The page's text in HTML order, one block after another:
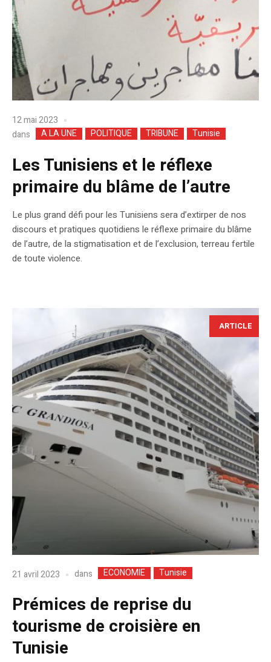
12 mai 2023
dans
A LA UNE POLITIQUE TRIBUNE Tunisie
Les Tunisiens et le réflexe
primaire du blâme de l’autre
Le plus grand défi pour les Tunisiens sera d’extirper de nos
discours et pratiques quotidiens le réflexe primaire du blâme
de l’autre, de la stigmatisation et de l’exclusion, terreau fertile
de toute violence.
ARTICLE
21 avril 2023 dans ECONOMIE Tunisie
Prémices de reprise du
tourisme de croisière en
Tunisie